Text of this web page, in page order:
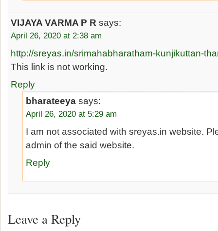
VIJAYA VARMA P R says:
April 26, 2020 at 2:38 am
http://sreyas.in/srimahabharatham-kunjikuttan-
This link is not working.
Reply
bharateeya says:
April 26, 2020 at 5:29 am
I am not associated with sreyas.in website.
admin of the said website.
Reply
Leave a Reply